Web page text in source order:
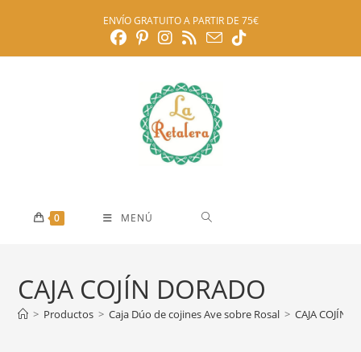
ENVÍO GRATUITO A PARTIR DE 75€
0 MENÚ
CAJA COJÍN DORADO
> Productos > Caja Dúo de cojines Ave sobre Rosal > CAJA COJÍN